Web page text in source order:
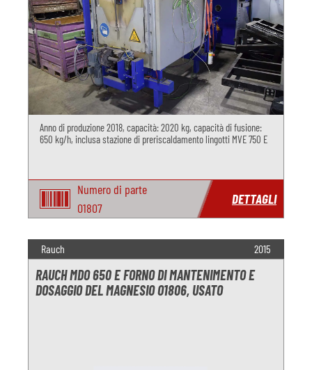
Anno di produzione 2018, capacità: 2020 kg, capacità di fusione:
650 kg/h, inclusa stazione di preriscaldamento lingotti MVE 750 E
Numero di parte
O1807
DETTAGLI
Rauch 2015
RAUCH MDO 650 E FORNO DI MANTENIMENTO E
DOSAGGIO DEL MAGNESIO O1806, USATO